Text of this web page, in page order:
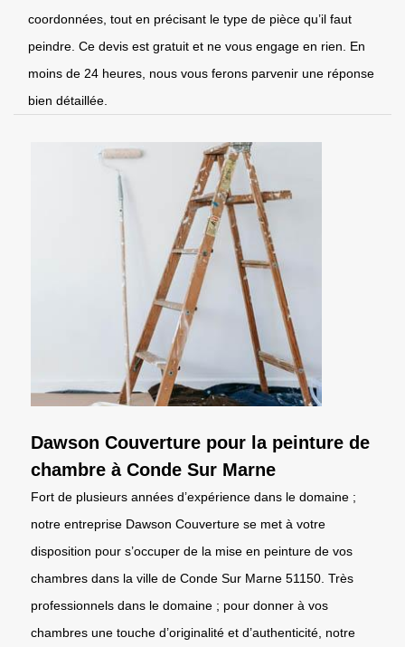
coordonnées, tout en précisant le type de pièce qu’il faut
peindre. Ce devis est gratuit et ne vous engage en rien. En
moins de 24 heures, nous vous ferons parvenir une réponse
bien détaillée.
Dawson Couverture pour la peinture de
chambre à Conde Sur Marne
Fort de plusieurs années d’expérience dans le domaine ;
notre entreprise Dawson Couverture se met à votre
disposition pour s’occuper de la mise en peinture de vos
chambres dans la ville de Conde Sur Marne 51150. Très
professionnels dans le domaine ; pour donner à vos
chambres une touche d’originalité et d’authenticité, notre